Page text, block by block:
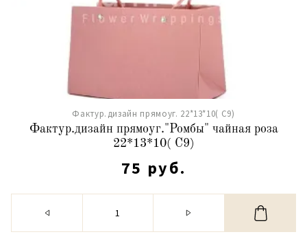
Фактур.дизайн прямоуг. 22*13*10( С9)
Фактур.дизайн прямоуг."Ромбы" чайная роза
22*13*10( С9)
75 руб.